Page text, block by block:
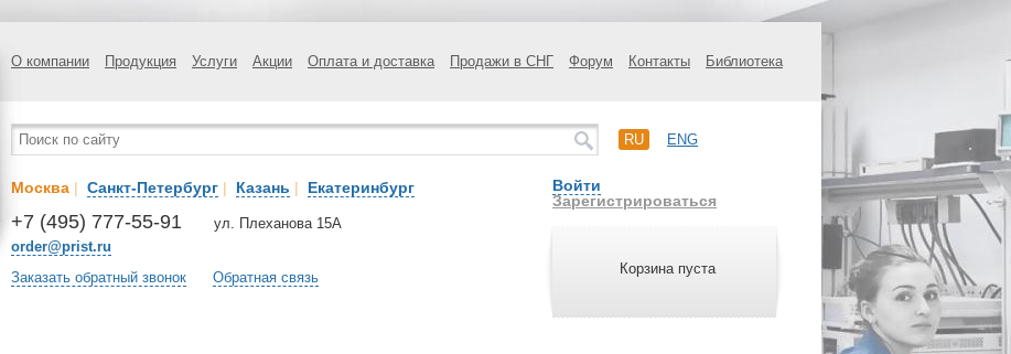
О компании Продукция Услуги Акции Оплата и доставка Продажи в СНГ Форум Контакты Библиотека
RU ENG
Москва | Санкт-Петербург | Казань | Екатеринбург
+7 (495) 777-55-91
order@prist.ru
ул. Плеханова 15А
Заказать обратный звонок Обратная связь
Войти
Зарегистрироваться
Корзина пуста